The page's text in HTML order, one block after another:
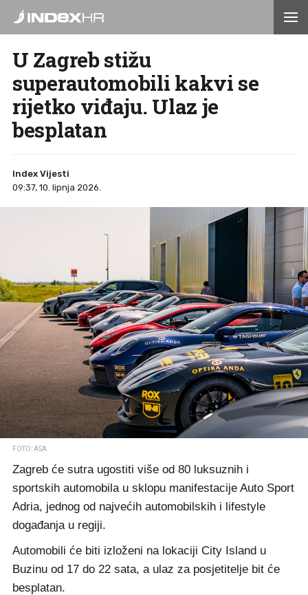
U Zagreb stižu
superautomobili kakvi se
rijetko viđaju. Ulaz je
besplatan
Index Vijesti
09:37, 10. lipnja 2026.
FOTO: ASA
Zagreb će sutra ugostiti više od 80 luksuznih i
sportskih automobila u sklopu manifestacije Auto Sport
Adria, jednog od najvećih automobilskih i lifestyle
događanja u regiji.
Automobili će biti izloženi na lokaciji City Island u
Buzinu od 17 do 22 sata, a ulaz za posjetitelje bit će
besplatan.